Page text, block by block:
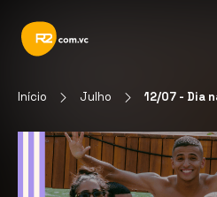
Início Julho 12/07 - Dia